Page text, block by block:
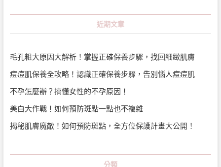
近期文章
毛孔粗大原因大解析！掌握正確保養步驟，找回細緻肌膚
痘痘肌保養全攻略！認識正確保養步驟，告別惱人痘痘肌
不孕怎麼辦？搞懂女性的不孕原因！
美白大作戰！如何預防斑點一點也不複雜
揭秘肌膚魔敵！如何預防斑點，全方位保護計畫大公開！
分類